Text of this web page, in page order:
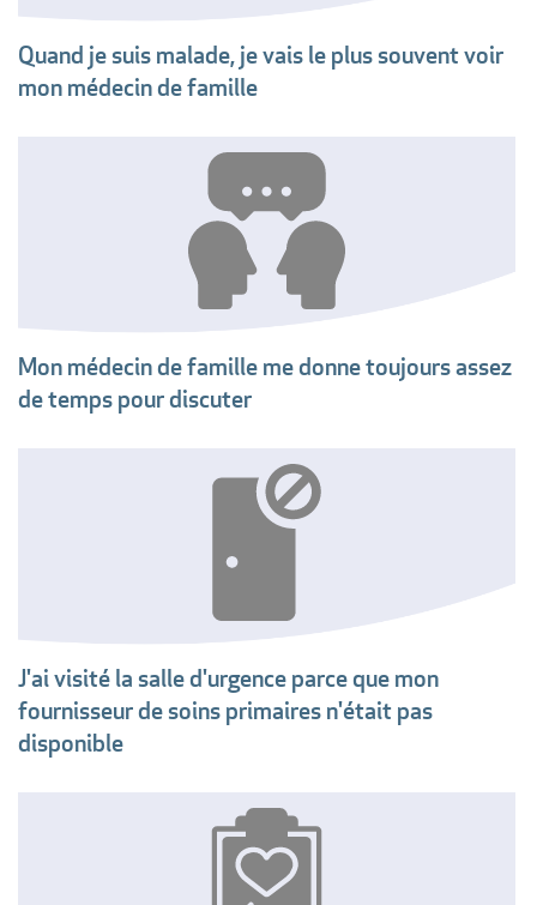
Quand je suis malade, je vais le plus souvent voir
mon médecin de famille
Mon médecin de famille me donne toujours assez
de temps pour discuter
J'ai visité la salle d'urgence parce que mon
fournisseur de soins primaires n'était pas
disponible